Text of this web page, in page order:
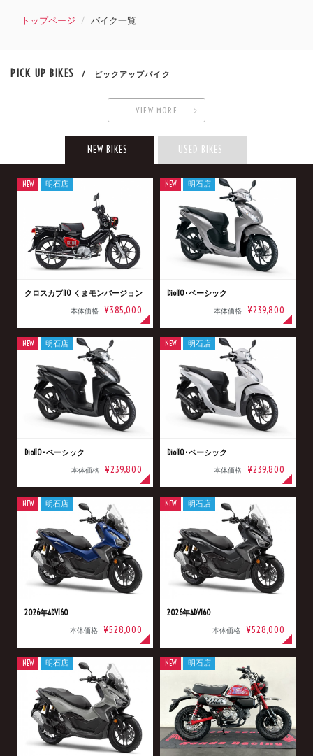
トップページ バイク一覧
PICK UP BIKES / ピックアップバイク
VIEW MORE
NEW BIKES USED BIKES
クロスカブ110 くまモンバージョン
本体価格 ¥385,000
NEW 明石店
Dio110･ベーシック
本体価格 ¥239,800
NEW 明石店
Dio110･ベーシック
本体価格 ¥239,800
NEW 明石店
Dio110･ベーシック
本体価格 ¥239,800
NEW 明石店
2026年ADV160
本体価格 ¥528,000
NEW 明石店
2026年ADV160
本体価格 ¥528,000
NEW 明石店
NEW 明石店 NEW 明石店